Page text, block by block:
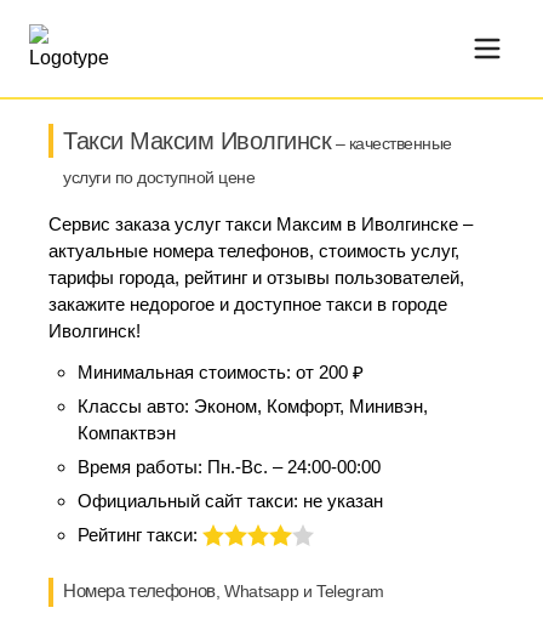
Такси Максим Иволгинск– качественные
услуги по доступной цене
Сервис заказа услуг такси Максим в Иволгинске –
актуальные номера телефонов, стоимость услуг,
тарифы города, рейтинг и отзывы пользователей,
закажите недорогое и доступное такси в городе
Иволгинск!
Минимальная стоимость: от 200 ₽
Классы авто: Эконом, Комфорт, Минивэн,
Компактвэн
Время работы: Пн.-Вс. – 24:00-00:00
Официальный сайт такси: не указан
Рейтинг такси:
Номера телефонов, Whatsapp и Telegram